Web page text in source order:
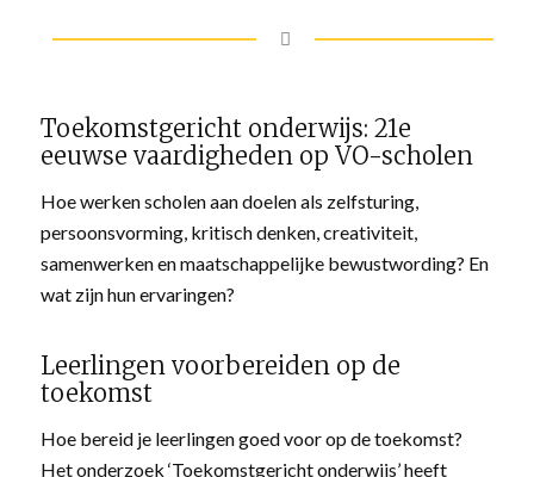
Toekomstgericht onderwijs: 21e
eeuwse vaardigheden op VO-scholen
Hoe werken scholen aan doelen als zelfsturing,
persoonsvorming, kritisch denken, creativiteit,
samenwerken en maatschappelijke bewustwording? En
wat zijn hun ervaringen?
Leerlingen voorbereiden op de
toekomst
Hoe bereid je leerlingen goed voor op de toekomst?
Het onderzoek ‘Toekomstgericht onderwijs’ heeft